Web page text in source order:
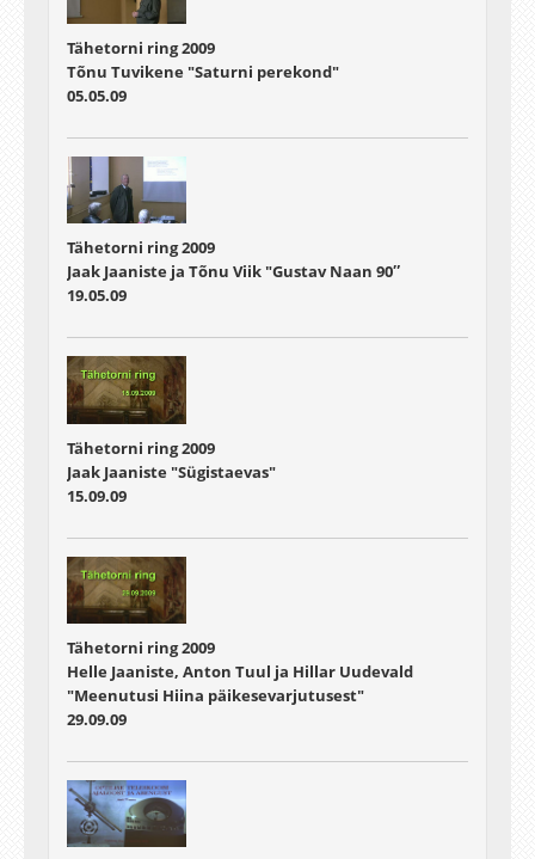
Tähetorni ring 2009
Tõnu Tuvikene "Saturni perekond"
05.05.09
Tähetorni ring 2009
Jaak Jaaniste ja Tõnu Viik "Gustav Naan 90″
19.05.09
Tähetorni ring 2009
Jaak Jaaniste "Sügistaevas"
15.09.09
Tähetorni ring 2009
Helle Jaaniste, Anton Tuul ja Hillar Uudevald
"Meenutusi Hiina päikesevarjutusest"
29.09.09